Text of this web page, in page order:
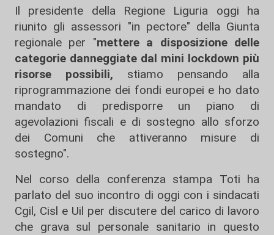
Il presidente della Regione Liguria oggi ha
riunito gli assessori "in pectore" della Giunta
regionale per "mettere a disposizione delle
categorie danneggiate dal mini lockdown più
risorse possibili, stiamo pensando alla
riprogrammazione dei fondi europei e ho dato
mandato di predisporre un piano di
agevolazioni fiscali e di sostegno allo sforzo
dei Comuni che attiveranno misure di
sostegno".
Nel corso della conferenza stampa Toti ha
parlato del suo incontro di oggi con i sindacati
Cgil, Cisl e Uil per discutere del carico di lavoro
che grava sul personale sanitario in questo